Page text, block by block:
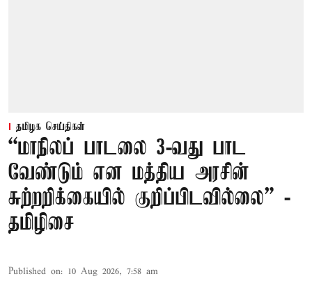
தமிழக செய்திகள்
“மாநிலப் பாடலை 3-வது பாட
வேண்டும் என மத்திய அரசின்
சுற்றறிக்கையில் குறிப்பிடவில்லை” -
தமிழிசை
Published on: 10 Aug 2026, 7:58 am